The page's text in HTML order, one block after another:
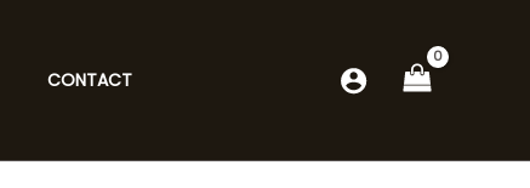
CONTACT